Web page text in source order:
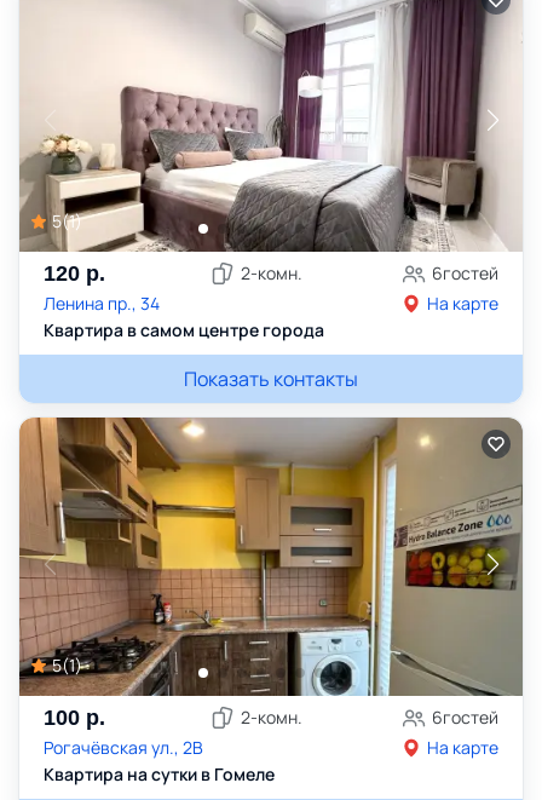
5(1)
120 р. 2-комн. 6гостей
Ленина пр., 34
На карте
Квартира в самом центре города
Показать контакты
5(1)
100 р. 2-комн. 6гостей
Рогачёвская ул., 2В
На карте
Квартира на сутки в Гомеле